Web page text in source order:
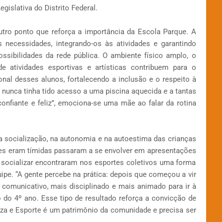
do Distrito Federal.
ponto que reforça a importância da Escola Parque. A
integrando-os às atividades e garantindo
da rede pública. O ambiente físico amplo, o
atividades esportivas e artísticas contribuem para o
desses alunos, fortalecendo a inclusão e o respeito à
tinha tido acesso a uma piscina aquecida e a tantas
e feliz”, emociona-se uma mãe ao falar da rotina
na autonomia e na autoestima das crianças
eram tímidas passaram a se envolver em apresentações
encontraram nos esportes coletivos uma forma
“A gente percebe na prática: depois que começou a vir
mais disciplinado e mais animado para ir à
4º ano. Esse tipo de resultado reforça a convicção de
e Esporte é um patrimônio da comunidade e precisa ser